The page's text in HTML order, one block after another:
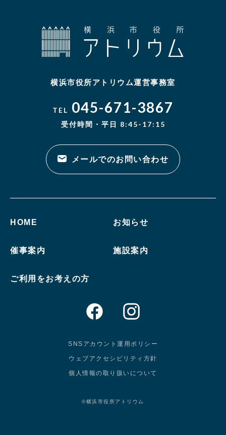
横浜市役所アトリウム運営事務室
TEL 045-671-3867
受付時間・平日 8:45-17:15
メールでのお問い合わせ
HOME お知らせ
催事案内 施設案内
ご利用をお考えの方
SNSアカウント運用ポリシー
ウェブアクセシビリティ方針
個人情報の取り扱いについて
©横浜市役所アトリウム